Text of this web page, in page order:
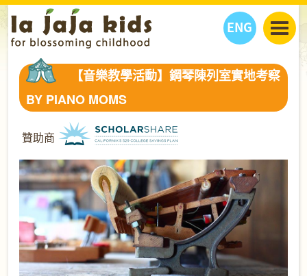
ENG
丫丫看天下
教學活動
丫丫活動
丫丫之選
健康生活館
關於我們
我們的故事
聯絡
丫丫夥伴 + 友情連接
購物
【音樂教學活動】鋼琴陳列室實地考察
BY PIANO MOMS
贊助商